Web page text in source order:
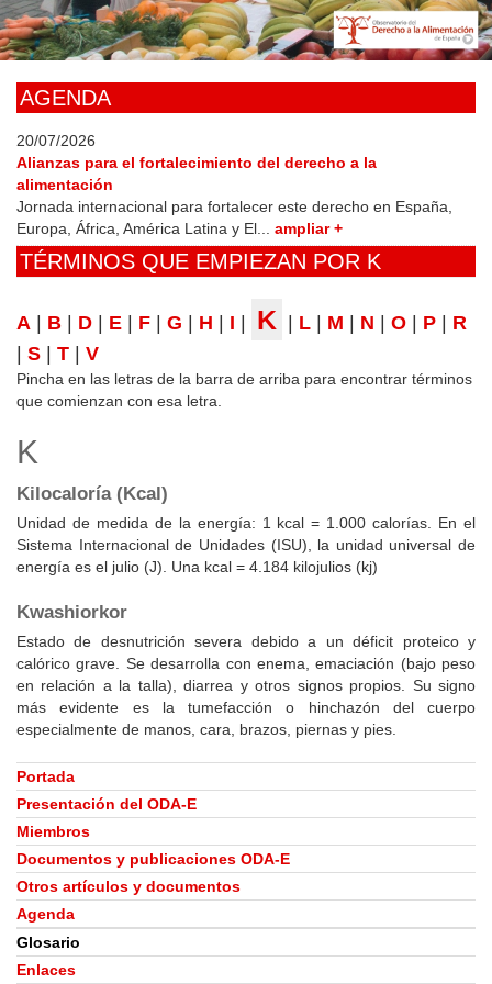
Skip
to
main
AGENDA
20/07/2026
Alianzas para el fortalecimiento del derecho a la
alimentación
Jornada internacional para fortalecer este derecho en España,
Europa, África, América Latina y El... ampliar +
TÉRMINOS QUE EMPIEZAN POR K
A B D E F G H I K L M N O P
R
S T V
Pincha en las letras de la barra de arriba para encontrar términos
que comienzan con esa letra.
K
Kilocaloría (Kcal)
Unidad de medida de la energía: 1 kcal = 1.000 calorías. En el
Sistema Internacional de Unidades (ISU), la unidad universal de
energía es el julio (J). Una kcal = 4.184 kilojulios (kj)
Kwashiorkor
Estado de desnutrición severa debido a un déficit proteico y
calórico grave. Se desarrolla con enema, emaciación (bajo peso
en relación a la talla), diarrea y otros signos propios. Su signo
más evidente es la tumefacción o hinchazón del cuerpo
especialmente de manos, cara, brazos, piernas y pies.
Portada
Presentación del ODA-E
Miembros
Documentos y publicaciones ODA-E
Otros artículos y documentos
Agenda
Glosario
Enlaces